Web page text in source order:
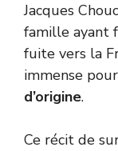
Jacques
famille ayant
fuite vers la
immense pour
d’origine.
Ce récit de